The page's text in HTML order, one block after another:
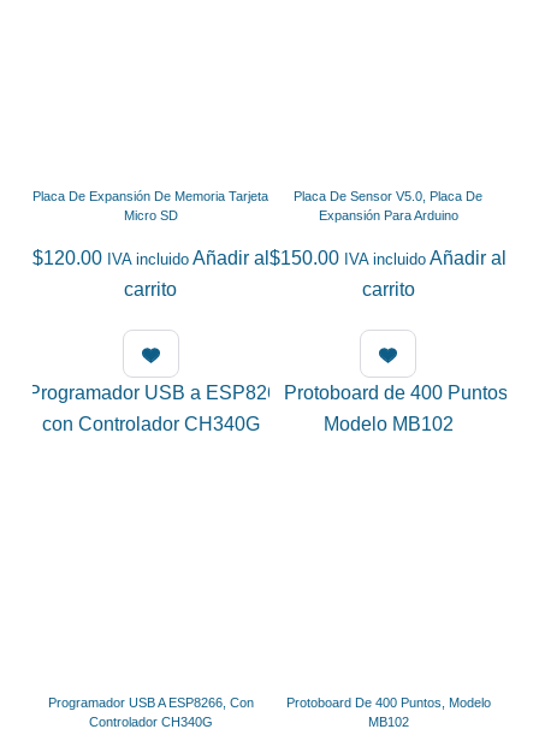
Placa De Expansión De Memoria Tarjeta
Micro SD
$120.00 IVA incluido Añadir al
carrito
Placa De Sensor V5.0, Placa De
Expansión Para Arduino
$150.00 IVA incluido Añadir al
carrito
Programador USB A ESP8266, Con
Controlador CH340G
Protoboard De 400 Puntos, Modelo
MB102